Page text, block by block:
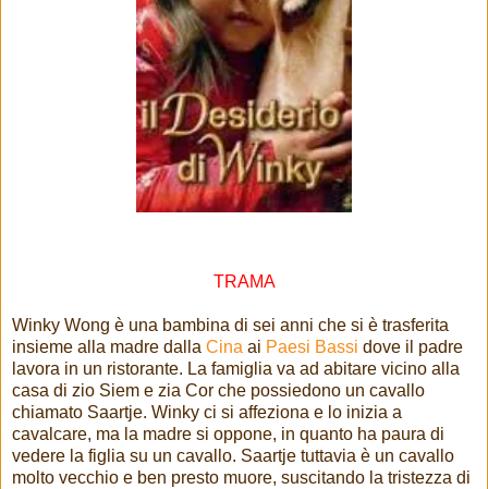
TRAMA
Winky Wong è una bambina di sei anni che si è trasferita
insieme alla madre dalla Cina ai Paesi Bassi dove il padre
lavora in un ristorante. La famiglia va ad abitare vicino alla
casa di zio Siem e zia Cor che possiedono un cavallo
chiamato Saartje. Winky ci si affeziona e lo inizia a
cavalcare, ma la madre si oppone, in quanto ha paura di
vedere la figlia su un cavallo. Saartje tuttavia è un cavallo
molto vecchio e ben presto muore, suscitando la tristezza di